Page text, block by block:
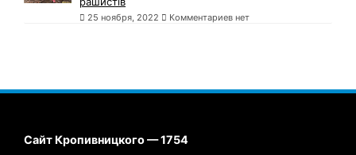
25 ноября, 2022 Комментариев нет
Сайт Кропивницкого — 1754